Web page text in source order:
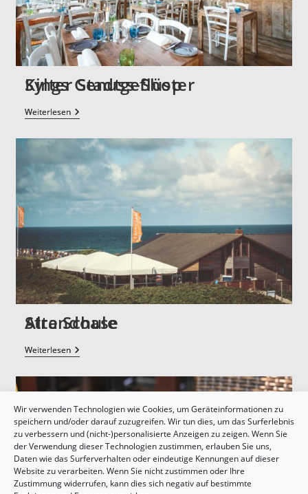
Wir verwenden Technologien wie Cookies, um Geräteinformationen zu
speichern und/oder darauf zuzugreifen. Wir tun dies, um das Surferlebnis
zu verbessern und (nicht-)personalisierte Anzeigen zu zeigen. Wenn Sie
der Verwendung dieser Technologien zustimmen, erlauben Sie uns,
Daten wie das Surferverhalten oder eindeutige Kennungen auf dieser
Website zu verarbeiten. Wenn Sie nicht zustimmen oder Ihre
Zustimmung widerrufen, kann dies sich negativ auf bestimmte
Kings Genuss-Shop
Weiterlesen
Alte Schule
Weiterlesen